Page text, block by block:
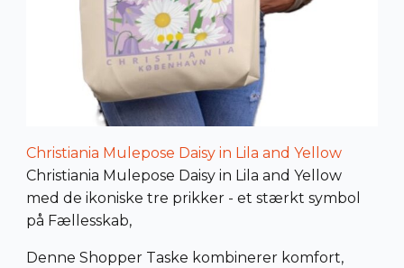
Christiania Mulepose Daisy in Lila and Yellow
Christiania Mulepose Daisy in Lila and Yellow
med de ikoniske tre prikker - et stærkt symbol
på Fællesskab,
Denne Shopper Taske kombinerer komfort,